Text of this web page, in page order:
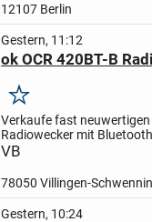
12107 Berlin
Gestern, 11:12
ok OCR 420BT-B
Merken
Verkaufe fast neuwertigen
Radiowecker mit
leider nicht mehr
VB
78050 Villingen-
Gestern, 10:24